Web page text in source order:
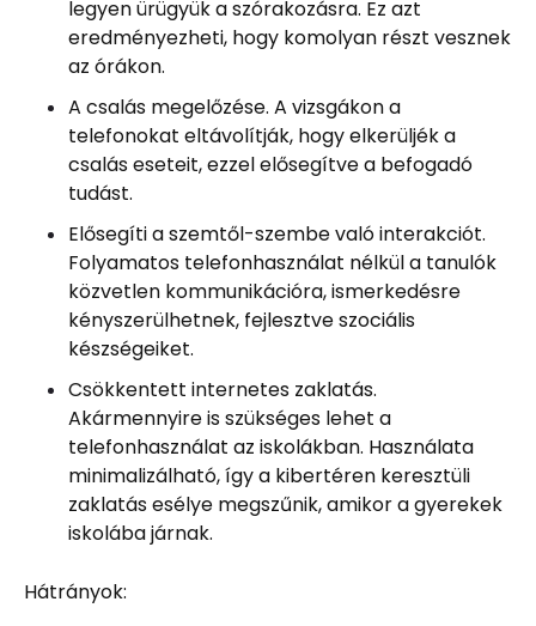
legyen ürügyük a szórakozásra. Ez azt
eredményezheti, hogy komolyan részt vesznek
az órákon.
A csalás megelőzése. A vizsgákon a
telefonokat eltávolítják, hogy elkerüljék a
csalás eseteit, ezzel elősegítve a befogadó
tudást.
Elősegíti a szemtől-szembe való interakciót.
Folyamatos telefonhasználat nélkül a tanulók
közvetlen kommunikációra, ismerkedésre
kényszerülhetnek, fejlesztve szociális
készségeiket.
Csökkentett internetes zaklatás.
Akármennyire is szükséges lehet a
telefonhasználat az iskolákban. Használata
minimalizálható, így a kibertéren keresztüli
zaklatás esélye megszűnik, amikor a gyerekek
iskolába járnak.
Hátrányok: